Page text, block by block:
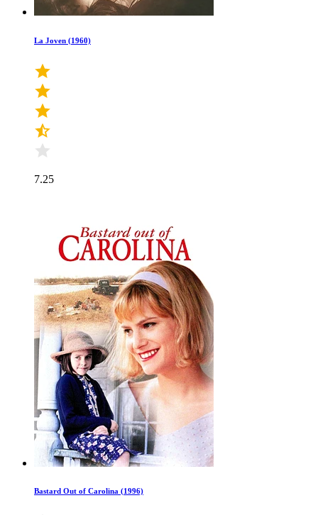
La Joven (1960)
7.25
Bastard Out of Carolina (1996)